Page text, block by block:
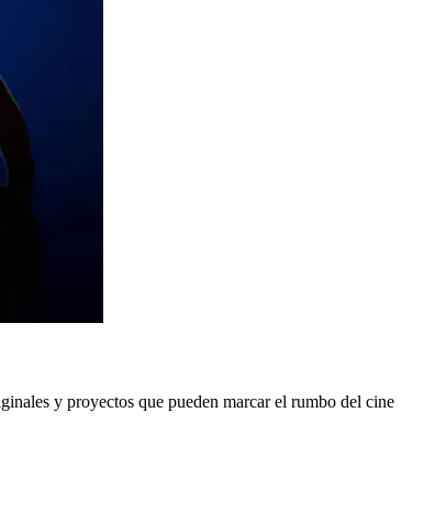
y proyectos que pueden marcar el rumbo del cine